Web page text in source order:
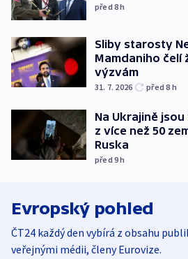
před 8h
Sliby starosty
Mamdaniho čelí
výzvám
31. 7. 2026 před 8 h
Na Ukrajině
z více než 50
Ruska
před 9h
Evropský pohled
ČT24 každý den vybírá z obsahu
veřejnými médii, členy Eurovize.